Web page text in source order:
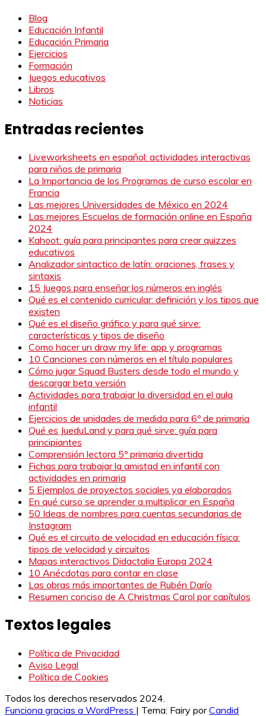
Blog
Educación Infantil
Educación Primaria
Ejercicios
Formación
Juegos educativos
Libros
Noticias
Entradas recientes
Liveworksheets en español: actividades interactivas
para niños de primaria
La Importancia de los Programas de curso escolar en
Francia
Las mejores Universidades de México en 2024
Las mejores Escuelas de formación online en España
2024
Kahoot: guía para principantes para crear quizzes
educativos
Analizador sintactico de latín: oraciones, frases y
sintaxis
15 Juegos para enseñar los números en inglés
Qué es el contenido curricular: definición y los tipos que
existen
Qué es el diseño gráfico y para qué sirve:
características y tipos de diseño
Como hacer un draw my life: app y programas
10 Canciones con números en el título populares
Cómo jugar Squad Busters desde todo el mundo y
descargar beta versión
Actividades para trabajar la diversidad en el aula
infantil
Ejercicios de unidades de medida para 6º de primaria
Qué es JueduLand y para qué sirve: guía para
principiantes
Comprensión lectora 5º primaria divertida
Fichas para trabajar la amistad en infantil con
actividades en primaria
5 Ejemplos de proyectos sociales ya elaborados
En qué curso se aprender a multiplicar en España
50 Ideas de nombres para cuentas secundarias de
Instagram
Qué es el circuito de velocidad en educación física:
tipos de velocidad y circuitos
Mapas interactivos Didactalia Europa 2024
10 Anécdotas para contar en clase
Las obras más importantes de Rubén Darío
Resumen conciso de A Christmas Carol por capítulos
Textos legales
Política de Privacidad
Aviso Legal
Política de Cookies
Todos los derechos reservados 2024.
Funciona gracias a WordPress | Tema: Fairy porCandid